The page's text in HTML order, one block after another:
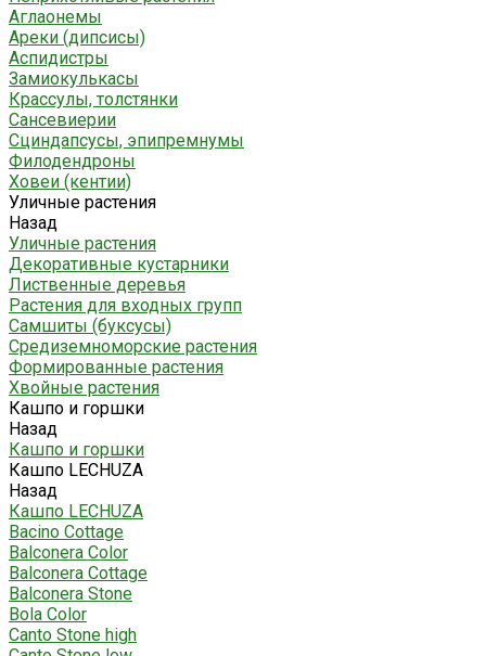
Аглаонемы
Ареки (дипсисы)
Аспидистры
Замиокулькасы
Крассулы, толстянки
Сансевиерии
Сциндапсусы, эпипремнумы
Филодендроны
Ховеи (кентии)
Уличные растения
Назад
Уличные растения
Декоративные кустарники
Лиственные деревья
Растения для входных групп
Самшиты (буксусы)
Средиземноморские растения
Формированные растения
Хвойные растения
Кашпо и горшки
Назад
Кашпо и горшки
Кашпо LECHUZA
Назад
Кашпо LECHUZA
Bacino Cottage
Balconera Color
Balconera Cottage
Balconera Stone
Bola Color
Canto Stone high